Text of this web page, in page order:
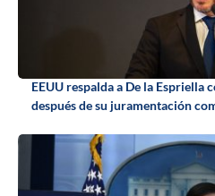
EEUU respalda a De la Espriella
después de su juramentación